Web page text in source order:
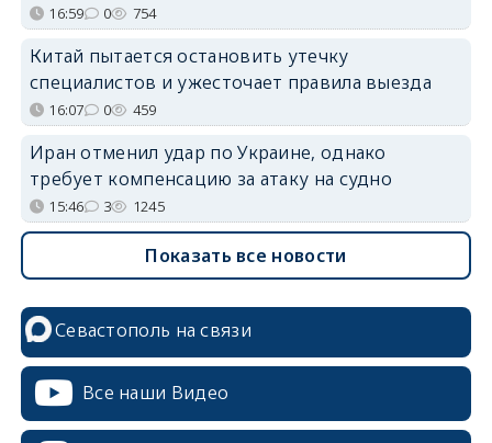
16:59 0 754
Китай пытается остановить утечку
специалистов и ужесточает правила выезда
16:07 0 459
Иран отменил удар по Украине, однако
требует компенсацию за атаку на судно
15:46 3 1245
Показать все новости
Севастополь на связи
Все наши Видео